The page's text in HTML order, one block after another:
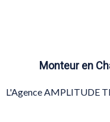
Monteur en
L'Agence AMPLITUDE